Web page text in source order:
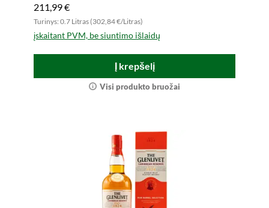
211,99 €
Turinys: 0.7 Litras (302,84 €/Litras)
įskaitant PVM, be siuntimo išlaidų
Į krepšelį
Visi produkto bruožai